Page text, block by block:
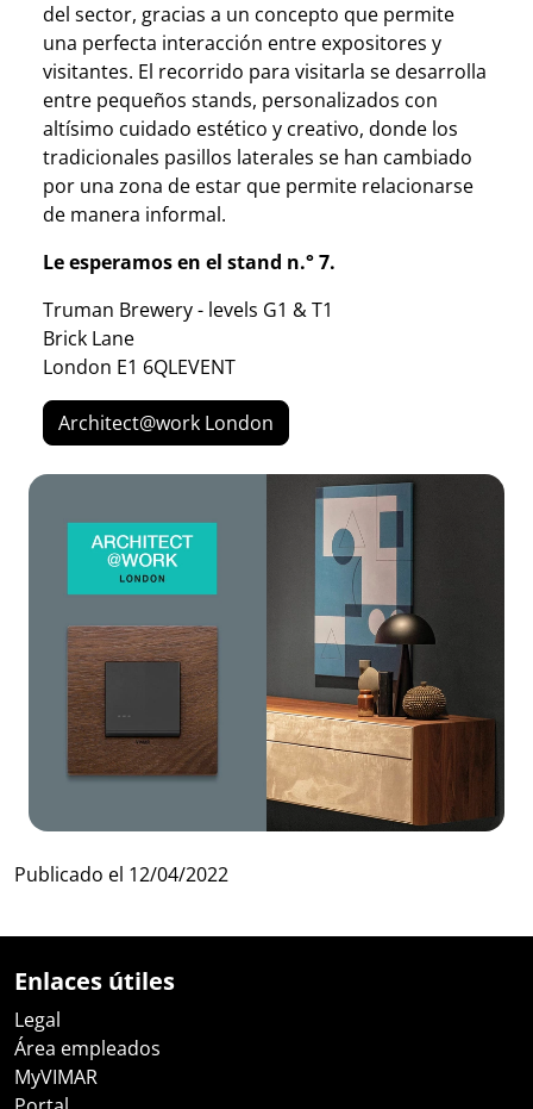
del sector, gracias a un concepto que permite
una perfecta interacción entre expositores y
visitantes. El recorrido para visitarla se desarrolla
entre pequeños stands, personalizados con
altísimo cuidado estético y creativo, donde los
tradicionales pasillos laterales se han cambiado
por una zona de estar que permite relacionarse
de manera informal.
Le esperamos en el stand n.° 7.
Truman Brewery - levels G1 & T1
Brick Lane
London E1 6QLEVENT
Architect@work London
Publicado el 12/04/2022
Enlaces útiles
Legal
Área empleados
MyVIMAR